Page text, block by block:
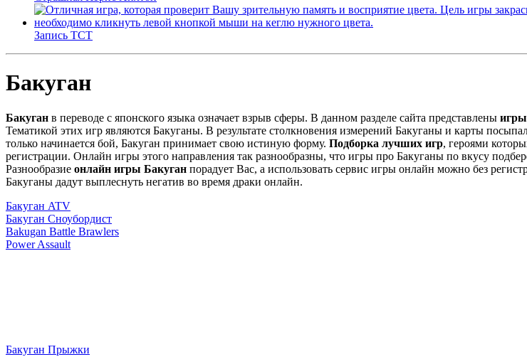
Запись ТСТ
Бакуган
Бакуган в переводе с японского языка означает взрыв сферы. В данном разделе сайта представлены
Тематикой этих игр являются Бакуганы. В результате столкновения измерений Бакуганы и карты
только начинается бой, Бакуган принимает свою истиную форму. Подборка лучших игр, героями
регистрации. Онлайн игры этого направления так разнообразны, что игры про Бакуганы по вкусу
Разнообразие онлайн игры Бакуган порадует Вас, а использовать сервис игры онлайн можно без
Бакуганы дадут выплеснуть негатив во время драки онлайн.
Бакуган ATV
Бакуган Сноубордист
Bakugan Battle Brawlers
Power Assault
Бакуган Прыжки